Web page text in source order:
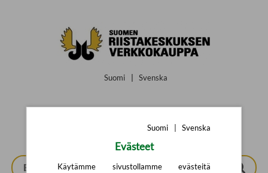
Suomi Svenska
Suomi Svenska
Evästeet
Käytämme sivustollamme evästeitä